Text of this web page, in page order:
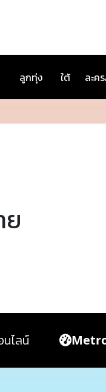
ลูกทุ่ง ใต้ ละค
ย
นไลน์